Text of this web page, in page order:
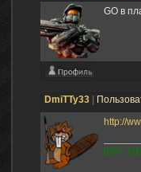
GO в
DmiTTy33
http://
[ВАС